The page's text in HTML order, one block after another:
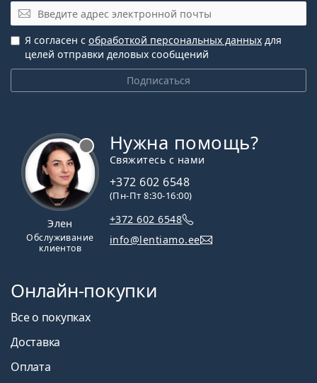
Электронная почта
Подписаться
Я согласен с обработкой персональных данных для
целей отправки деловых сообщений
Элен
Обслуживание
клиентов
Нужна помощь?
Свяжитесь с нами
+372 602 6548
(Пн-Пт 8:30-16:00)
+372 602 6548
info@lentiamo.ee
Онлайн-покупки
Все о покупках
Доставка
Оплата